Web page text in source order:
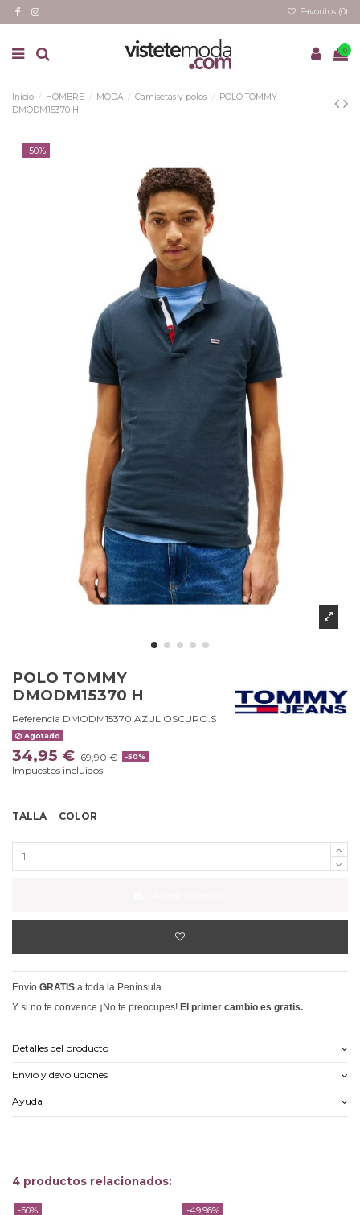
Favoritos (0)
0
Inicio HOMBRE MODA Camisetas y polos
POLO TOMMY
DMODM15370 H
-50%
POLO TOMMY
DMODM15370 H
Referencia DMODM15370.AZUL OSCURO.S
Agotado
34,95 € 69,90 € -50%
Impuestos incluidos
TALLA COLOR
Envío GRATIS a toda la Península.
Y si no te convence ¡No te preocupes! El primer cambio es gratis.
Detalles del producto
Envío y devoluciones
Ayuda
4 productos relacionados:
-50% -49,96%